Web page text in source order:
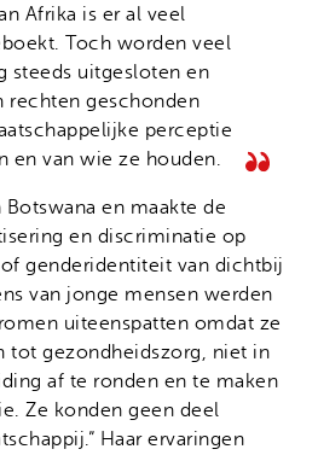
Afrika is er al veel
Toch worden veel
steeds uitgesloten en
rechten geschonden
perceptie
en van wie ze houden.
en maakte de
en discriminatie op
of genderidentiteit van dichtbij
van jonge mensen werden
uiteenspatten omdat ze
tot gezondheidszorg, niet in
af te ronden en te maken
Ze konden geen deel
Haar ervaringen